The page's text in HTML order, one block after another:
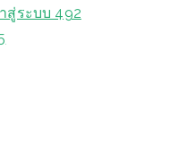
สู่ระบบ 492